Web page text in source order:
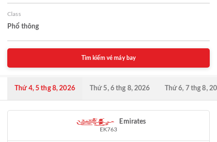
Class
Phổ thông
Tìm kiếm vé máy bay
Thứ 4, 5 thg 8, 2026 Thứ 5, 6 thg 8, 2026 Thứ 6, 7 thg 8,
Emirates
EK763